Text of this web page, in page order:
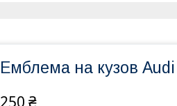
Емблема на кузов Audi
250 ₴